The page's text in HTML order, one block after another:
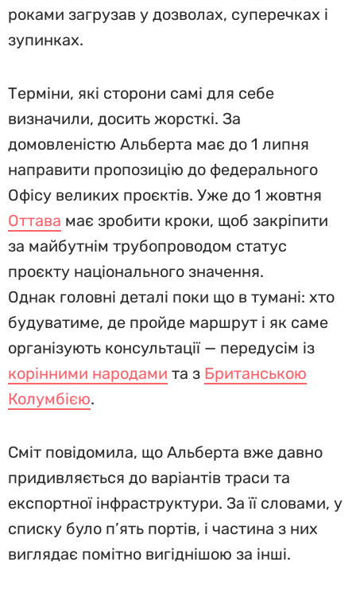
роками загрузав у дозволах, суперечках і
зупинках.
Терміни, які сторони самі для себе
визначили, досить жорсткі. За
домовленістю Альберта має до 1 липня
направити пропозицію до федерального
Офісу великих проєктів. Уже до 1 жовтня
Оттава має зробити кроки, щоб закріпити
за майбутнім трубопроводом статус
проєкту національного значення.
Однак головні деталі поки що в тумані: хто
будуватиме, де пройде маршрут і як саме
організують консультації — передусім із
корінними народами та з Британською
Колумбією.
Сміт повідомила, що Альберта вже давно
придивляється до варіантів траси та
експортної інфраструктури. За її словами, у
списку було п’ять портів, і частина з них
виглядає помітно вигіднішою за інші.